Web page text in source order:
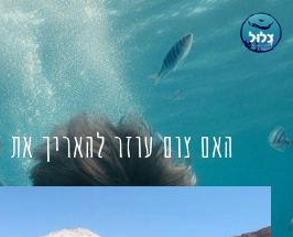
לדלג
לתוכן
האם צום עוזר להאריך